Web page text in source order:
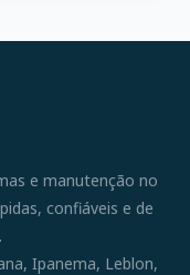
e manutenção no
confiáveis e de
Ipanema, Leblon,